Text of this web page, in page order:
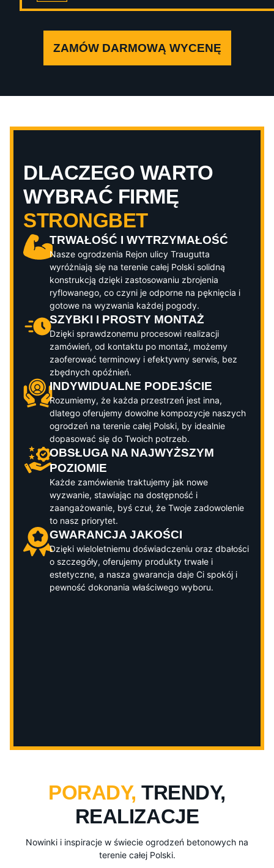
ZAMÓW DARMOWĄ WYCENĘ
DLACZEGO WARTO
WYBRAĆ FIRMĘ
STRONGBET
TRWAŁOŚĆ I WYTRZYMAŁOŚĆ
Nasze ogrodzenia Rejon ulicy Traugutta
wyróżniają się na terenie całej Polski solidną
konstrukcją dzięki zastosowaniu zbrojenia
ryflowanego, co czyni je odporne na pęknięcia i
gotowe na wyzwania każdej pogody.
SZYBKI I PROSTY MONTAŻ
Dzięki sprawdzonemu procesowi realizacji
zamówień, od kontaktu po montaż, możemy
zaoferować terminowy i efektywny serwis, bez
zbędnych opóźnień.
INDYWIDUALNE PODEJŚCIE
Rozumiemy, że każda przestrzeń jest inna,
dlatego oferujemy dowolne kompozycje naszych
ogrodzeń na terenie całej Polski, by idealnie
dopasować się do Twoich potrzeb.
OBSŁUGA NA NAJWYŻSZYM
POZIOMIE
Każde zamówienie traktujemy jak nowe
wyzwanie, stawiając na dostępność i
zaangażowanie, byś czuł, że Twoje zadowolenie
to nasz priorytet.
GWARANCJA JAKOŚCI
Dzięki wieloletniemu doświadczeniu oraz dbałości
o szczegóły, oferujemy produkty trwałe i
estetyczne, a nasza gwarancja daje Ci spokój i
pewność dokonania właściwego wyboru.
PORADY,TRENDY,
REALIZACJE
Nowinki i inspiracje w świecie ogrodzeń betonowych na
terenie całej Polski.